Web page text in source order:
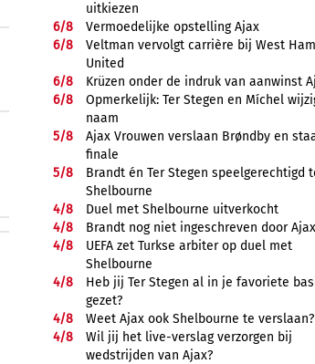
uitkiezen
6/8
Vermoedelijke opstelling Ajax
6/8
Veltman vervolgt carrière bij West Ham
United
6/8
Krüzen onder de indruk van aanwinst
6/8
Opmerkelijk: Ter Stegen en Míchel
naam
5/8
Ajax Vrouwen verslaan Brøndby en
finale
5/8
Brandt én Ter Stegen speelgerechtigd
Shelbourne
4/8
Duel met Shelbourne uitverkocht
4/8
Brandt nog niet ingeschreven door Ajax
4/8
UEFA zet Turkse arbiter op duel met
Shelbourne
4/8
Heb jij Ter Stegen al in je favoriete
gezet?
4/8
Weet Ajax ook Shelbourne te verslaan?
4/8
Wil jij het live-verslag verzorgen bij
wedstrijden van Ajax?